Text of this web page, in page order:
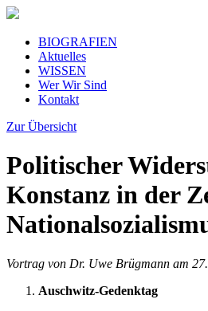
BIOGRAFIEN
Aktuelles
WISSEN
Wer Wir Sind
Kontakt
Zur Übersicht
Politischer
Konstanz in der
Vortrag von Dr. Uwe Brügmann am
Auschwitz-Gedenktag